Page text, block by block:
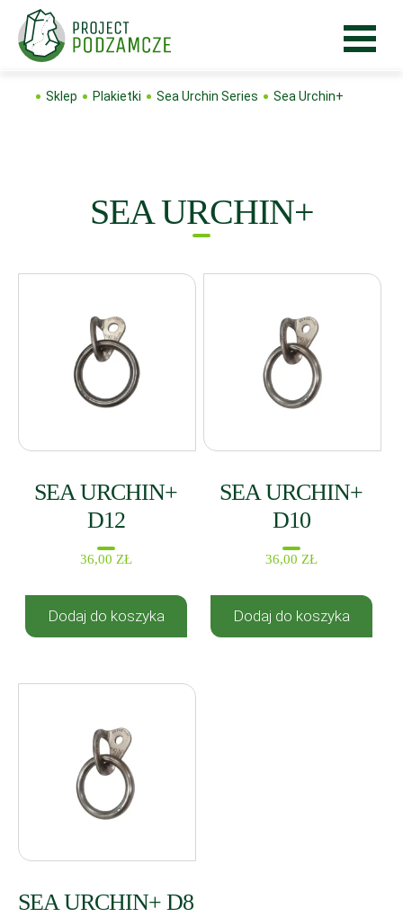
Sklep Plakietki Sea Urchin Series Sea Urchin+
SEA URCHIN+
SEA URCHIN+
D12
36,00 ZŁ
Dodaj do koszyka
SEA URCHIN+
D10
36,00 ZŁ
Dodaj do koszyka
SEA URCHIN+ D8